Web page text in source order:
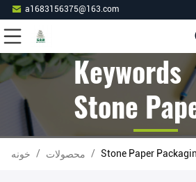
a1683156375@163.com
Stone
Packaging
خونه / محصولات / Stone Paper